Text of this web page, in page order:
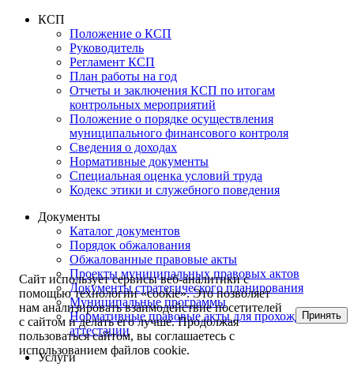
КСП
Положение о КСП
Руководитель
Регламент КСП
План работы на год
Отчеты и заключения КСП по итогам
контрольных мероприятий
Положение о порядке осуществления
муниципального финансового контроля
Сведения о доходах
Нормативные документы
Специальная оценка условий труда
Кодекс этики и служебного поведения
Документы
Каталог документов
Порядок обжалования
Обжалованные правовые акты
Проекты муниципальных правовых актов
Документы стратегического планирования
Муниципальные программы
Нормативные правовые акты для прохождения
аттестации
Услуги
Сайт использует сервисы веб-аналитики с
помощью технологии «cookie». Это позволяет
нам анализировать взаимодействие посетителей
с сайтом и делать его лучше. Продолжая
пользоваться сайтом, вы соглашаетесь с
использованием файлов cookie.
Принять